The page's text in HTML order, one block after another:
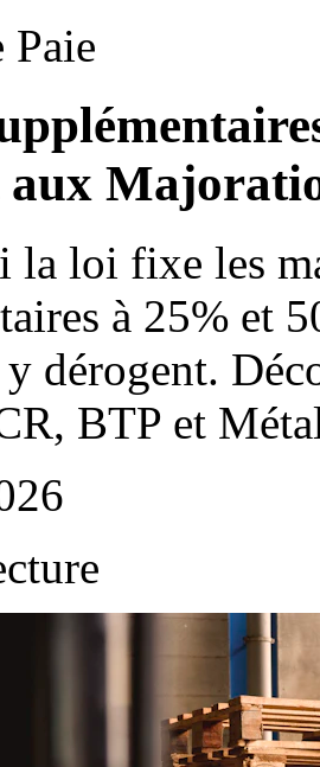
aux
la loi fixe les
à 25% et
dérogent.
BTP et